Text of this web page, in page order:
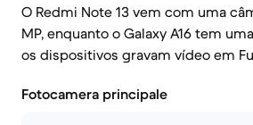
O Redmi Note 13 vem com uma
MP, enquanto o Galaxy A16 tem
os dispositivos gravam vídeo em
Fotocamera principale